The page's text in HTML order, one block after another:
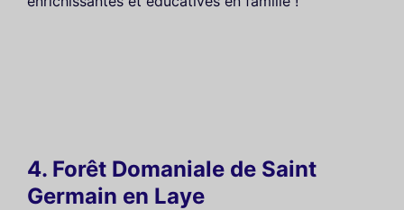
4. Forêt Domaniale de Saint
Germain en Laye